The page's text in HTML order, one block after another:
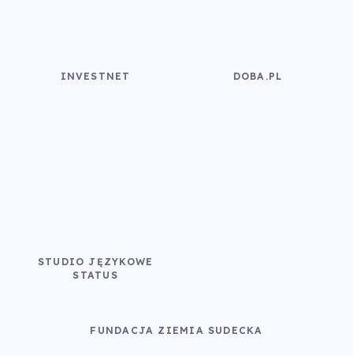
INVESTNET DOBA.PL
STUDIO JĘZYKOWE
STATUS
FUNDACJA ZIEMIA SUDECKA